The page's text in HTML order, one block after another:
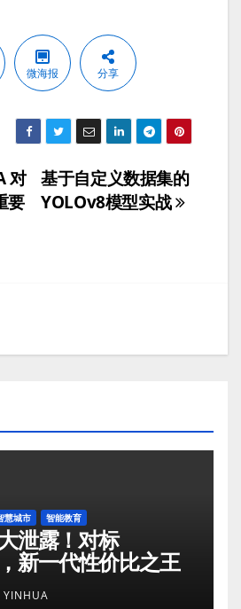
微海报 分享
基于自定义数据集的
YOLOv8模型实战
对
要
慧城市 智能教育
泄露！对标
新一代性价比之王
YINHUA